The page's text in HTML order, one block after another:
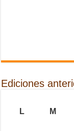
Ediciones
L
M